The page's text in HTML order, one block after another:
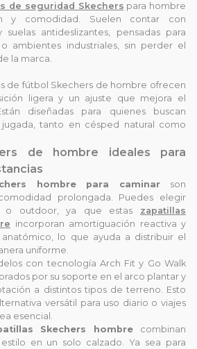
de seguridad Skechers para hombre
y comodidad. Suelen contar con
suelas antideslizantes, pensadas para
ambientes industriales, sin perder el
la marca.
de fútbol Skechers de hombre ofrecen
ligera y un ajuste que mejora el
diseñadas para quienes buscan
tanto en césped natural como
de hombre ideales para
hombre para caminar son
prolongada. Puedes elegir
o outdoor, ya que estas zapatillas
incorporan amortiguación reactiva y
lo que ayuda a distribuir el
uniforme.
con tecnología Arch Fit y Go Walk
por su soporte en el arco plantar y
a distintos tipos de terreno. Esto
versátil para uso diario o viajes
esencial.
Skechers hombre combinan
en un solo calzado. Ya sea para